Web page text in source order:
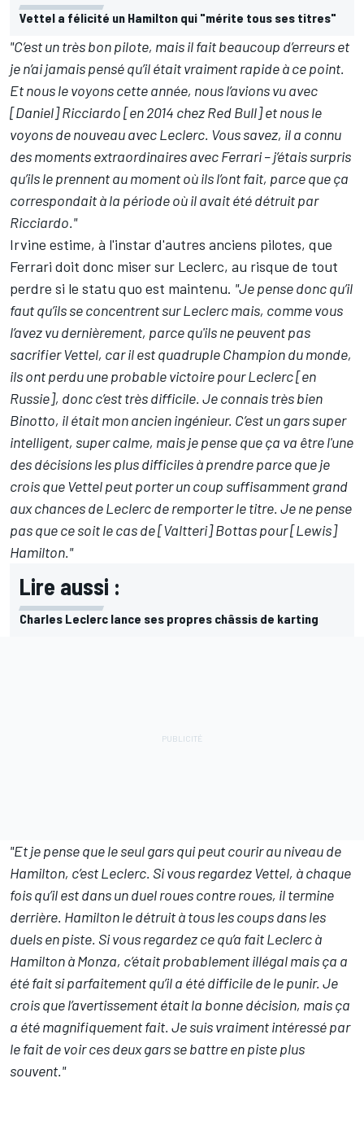
Vettel a félicité un Hamilton qui "mérite tous ses titres"
"C’est un très bon pilote, mais il fait beaucoup d’erreurs et
je n’ai jamais pensé qu’il était vraiment rapide à ce point.
Et nous le voyons cette année, nous l’avions vu avec
[Daniel] Ricciardo [en 2014 chez Red Bull] et nous le
voyons de nouveau avec Leclerc. Vous savez, il a connu
des moments extraordinaires avec Ferrari – j’étais surpris
qu’ils le prennent au moment où ils l’ont fait, parce que ça
correspondait à la période où il avait été détruit par
Ricciardo."
Irvine estime, à l'instar d'autres anciens pilotes, que
Ferrari doit donc miser sur Leclerc, au risque de tout
perdre si le statu quo est maintenu. "Je pense donc qu’il
faut qu’ils se concentrent sur Leclerc mais, comme vous
l’avez vu dernièrement, parce qu'ils ne peuvent pas
sacrifier Vettel, car il est quadruple Champion du monde,
ils ont perdu une probable victoire pour Leclerc [en
Russie], donc c’est très difficile. Je connais très bien
Binotto, il était mon ancien ingénieur. C’est un gars super
intelligent, super calme, mais je pense que ça va être l'une
des décisions les plus difficiles à prendre parce que je
crois que Vettel peut porter un coup suffisamment grand
aux chances de Leclerc de remporter le titre. Je ne pense
pas que ce soit le cas de [Valtteri] Bottas pour [Lewis]
Hamilton."
Lire aussi :
Charles Leclerc lance ses propres châssis de karting
"Et je pense que le seul gars qui peut courir au niveau de
Hamilton, c’est Leclerc. Si vous regardez Vettel, à chaque
fois qu’il est dans un duel roues contre roues, il termine
derrière. Hamilton le détruit à tous les coups dans les
duels en piste. Si vous regardez ce qu’a fait Leclerc à
Hamilton à Monza, c’était probablement illégal mais ça a
été fait si parfaitement qu’il a été difficile de le punir. Je
crois que l’avertissement était la bonne décision, mais ça
a été magnifiquement fait. Je suis vraiment intéressé par
le fait de voir ces deux gars se battre en piste plus
souvent."